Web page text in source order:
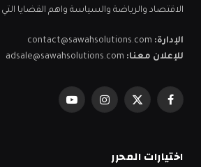
الاقتصاد والرياضة والسياسة واهم القضايا
الإدارة: contact@sawahsolutions.com
للإعلان معنا: adsale@sawahsolutions.com
فيسبوكX
الانستغراميوتيوب
اختيارات المحرر